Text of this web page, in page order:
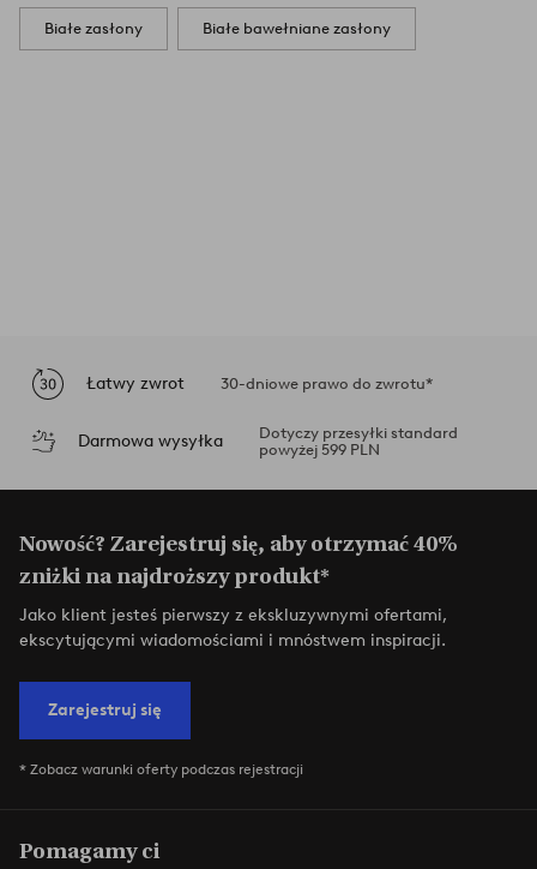
Białe zasłony Białe bawełniane zasłony
Łatwy zwrot 30-dniowe prawo do zwrotu*
Darmowa wysyłka
Dotyczy przesyłki standard
powyżej 599 PLN
Nowość? Zarejestruj się, aby otrzymać 40%
zniżki na najdroższy produkt*
Jako klient jesteś pierwszy z ekskluzywnymi ofertami,
ekscytującymi wiadomościami i mnóstwem inspiracji.
Zarejestruj się
* Zobacz warunki oferty podczas rejestracji
Pomagamy ci